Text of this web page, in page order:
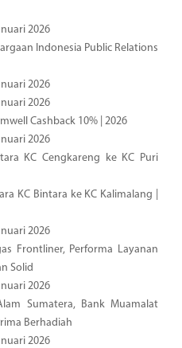
2026
Indonesia Public Relations
2026
2026
Cashback 10% | 2026
2026
KC Cengkareng ke KC Puri
KC Bintara ke KC Kalimalang |
2026
Frontliner, Performa Layanan
Solid
2026
Sumatera, Bank Muamalat
Berhadiah
2026